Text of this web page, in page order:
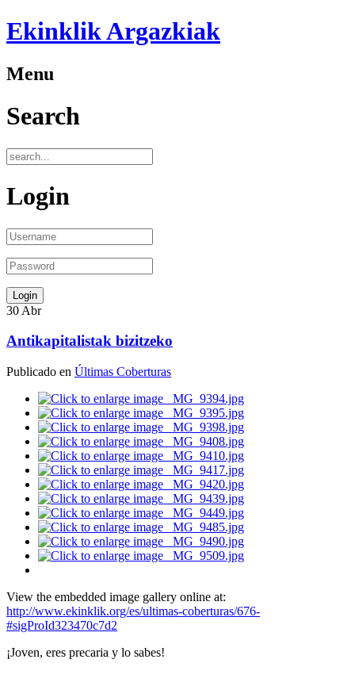
Ekinklik Argazkiak
Menu
Search
Login
30 Abr
Antikapitalistak bizitzeko
Publicado en Últimas Coberturas
View the embedded image gallery online at:
http://www.ekinklik.org/es/ultimas-coberturas/676-
#sigProId323470c7d2
¡Joven, eres precaria y lo sabes!